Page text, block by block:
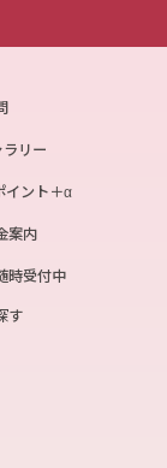
リー
イント＋α
案内
時受付中
す